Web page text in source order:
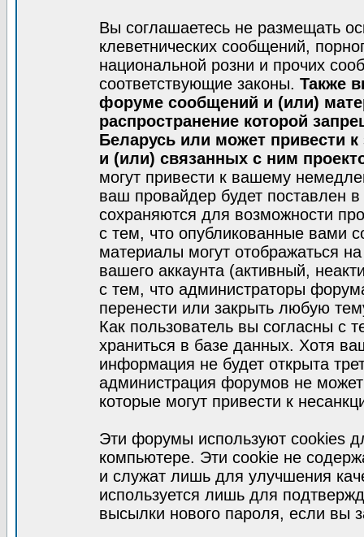
Вы соглашаетесь не размещать
клеветнических сообщений,
национальной розни и прочих
соответствующие законы. Также
форуме сообщений и (или)
распространение которой
Беларусь или может привести
и (или) связанных с ним
могут привести к вашему
ваш провайдер будет поставлен
сохраняются для возможности
с тем, что опубликованные вами
материалы могут отображаться
вашего аккаунта (активный,
с тем, что администраторы
перенести или закрыть любую
Как пользователь вы согласны с
храниться в базе данных. Хотя
информация не будет открыта
администрация форумов не может
которые могут привести к
Эти форумы используют cookies
компьютере. Эти cookie не
и служат лишь для улучшения
используется лишь для
высылки нового пароля, если вы